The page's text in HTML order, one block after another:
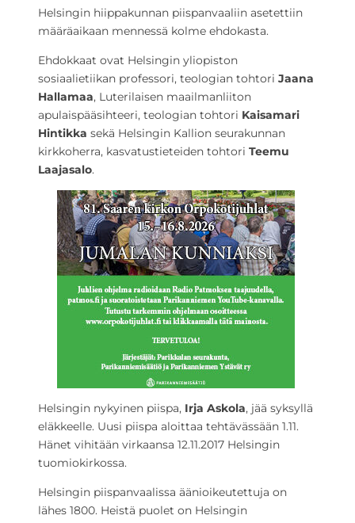
Helsingin hiippakunnan piispanvaaliin asetettiin
määräaikaan mennessä kolme ehdokasta.
Ehdokkaat ovat Helsingin yliopiston
sosiaalietiikan professori, teologian tohtori Jaana
Hallamaa, Luterilaisen maailmanliiton
apulaispääsihteeri, teologian tohtori Kaisamari
Hintikka sekä Helsingin Kallion seurakunnan
kirkkoherra, kasvatustieteiden tohtori Teemu
Laajasalo.
Helsingin nykyinen piispa, Irja Askola, jää syksyllä
eläkkeelle. Uusi piispa aloittaa tehtävässään 1.11.
Hänet vihitään virkaansa 12.11.2017 Helsingin
tuomiokirkossa.
Helsingin piispanvaalissa äänioikeutettuja on
lähes 1800. Heistä puolet on Helsingin